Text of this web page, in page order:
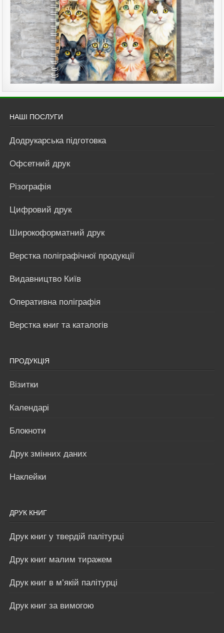
НАШІ ПОСЛУГИ
Додрукарська підготовка
Офсетний друк
Різографія
Цифровий друк
Широкоформатний друк
Верстка поліграфічної продукції
Видавництво Київ
Оперативна поліграфія
Верстка книг та каталогів
ПРОДУКЦІЯ
Візитки
Календарі
Блокноти
Друк змінних даних
Наклейки
ДРУК КНИГ
Друк книг у твердій палітурці
Друк книг малим тиражем
Друк книг в м’якій палітурці
Друк книг за вимогою